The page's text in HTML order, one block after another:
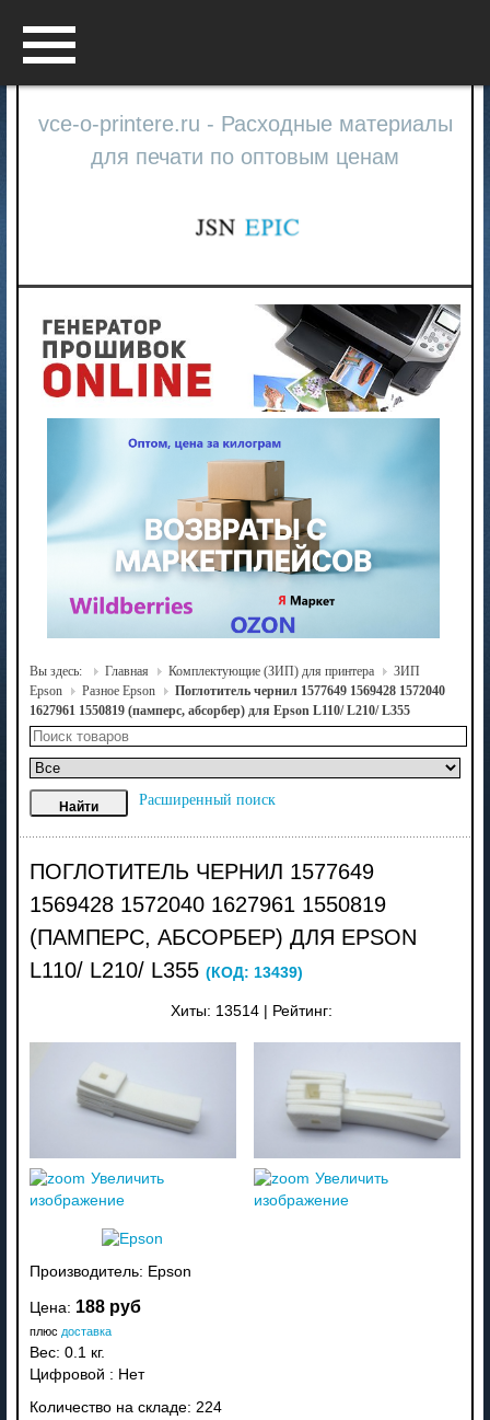
vce-o-printere.ru - Расходные материалы
для печати по оптовым ценам
Вы здесь: Главная Комплектующие (ЗИП) для принтера
ЗИП
Epson
Разное Epson
Поглотитель чернил 1577649 1569428 1572040
1627961 1550819 (памперс, абсорбер) для Epson L110/ L210/ L355
Расширенный поиск
ПОГЛОТИТЕЛЬ ЧЕРНИЛ 1577649
1569428 1572040 1627961 1550819
(ПАМПЕРС, АБСОРБЕР) ДЛЯ EPSON
L110/ L210/ L355 (КОД: 13439)
Хиты: 13514 Рейтинг:
Увеличить
изображение
Увеличить
изображение
Производитель: Epson
Цена: 188 руб
плюс доставка
Вес: 0.1 кг.
Цифровой : Нет
Количество на складе: 224